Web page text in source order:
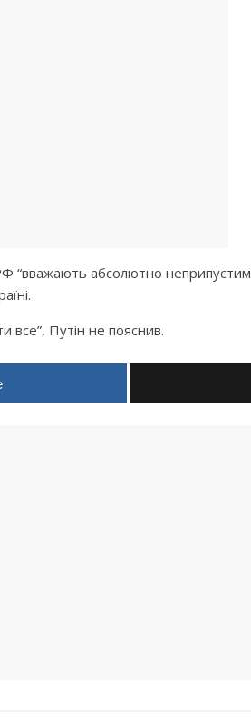
“вважають абсолютно
все”, Путін не пояснив.